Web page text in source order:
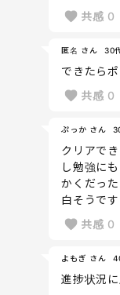
共感 0
匿名 さん 30
できたら
共感 0
ぷっか さん
クリアで
し勉強に
かくだっ
白そうです
共感 0
よもぎ さん
進捗状況